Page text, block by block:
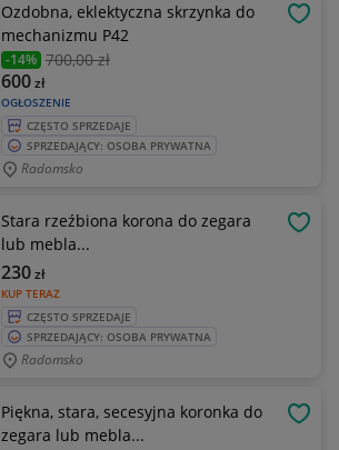
Ozdobna, eklektyczna skrzynka do
mechanizmu P42
-14% 700,00 zł
OGŁOSZENIE
600zł
CZĘSTO SPRZEDAJE
SPRZEDAJĄCY: OSOBA PRYWATNA
Radomsko
Stara rzeźbiona korona do zegara
lub mebla...
KUP TERAZ
230zł
CZĘSTO SPRZEDAJE
SPRZEDAJĄCY: OSOBA PRYWATNA
Radomsko
Piękna, stara, secesyjna koronka do
zegara lub mebla...